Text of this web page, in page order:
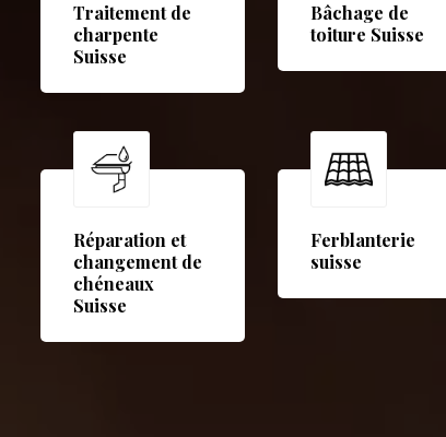
Traitement de
charpente
Suisse
Bâchage de
toiture Suisse
Réparation et
changement de
chéneaux
Suisse
Ferblanterie
suisse